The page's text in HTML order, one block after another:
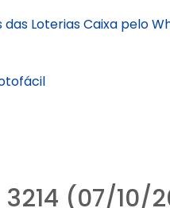
Loterias Caixa pelo
(07/10/